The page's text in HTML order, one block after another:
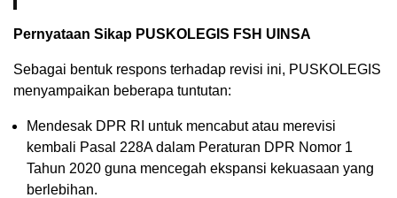
Pernyataan Sikap PUSKOLEGIS FSH UINSA
Sebagai bentuk respons terhadap revisi ini, PUSKOLEGIS
menyampaikan beberapa tuntutan:
Mendesak DPR RI untuk mencabut atau merevisi
kembali Pasal 228A dalam Peraturan DPR Nomor 1
Tahun 2020 guna mencegah ekspansi kekuasaan yang
berlebihan.